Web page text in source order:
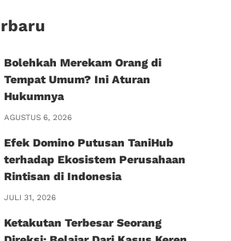
Bolehkah Merekam Orang di
Tempat Umum? Ini Aturan
Hukumnya
AGUSTUS 6, 2026
Efek Domino Putusan TaniHub
terhadap Ekosistem Perusahaan
Rintisan di Indonesia
JULI 31, 2026
Ketakutan Terbesar Seorang